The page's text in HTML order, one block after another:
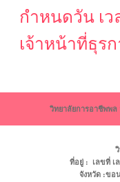
กำหนดวัน เ
เจ้าหน้าที่ธุร
วิทยาลัยการอาชีพพ
ที่อยู่ : เลขที่ เ
จังหวัด :ข